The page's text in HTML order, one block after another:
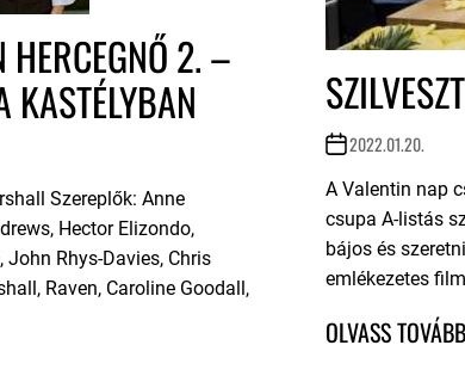
2022.01.20.
A Valentin nap
csupa A-listás
bájos és
emlékezetes
HERCEGNŐ 2. –
KASTÉLYBAN
Szereplők: Anne
Hector Elizondo,
John Rhys-Davies, Chris
Raven, Caroline Goodall,